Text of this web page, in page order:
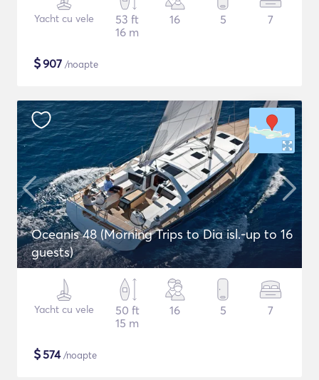
Yacht cu vele
53 ft
16 m
16 5 7
$907 /noapte
Oceanis 48 (Morning Trips to Dia isl.-up to 16
guests)
Yacht cu vele
50 ft
15 m
16 5 7
$574/noapte